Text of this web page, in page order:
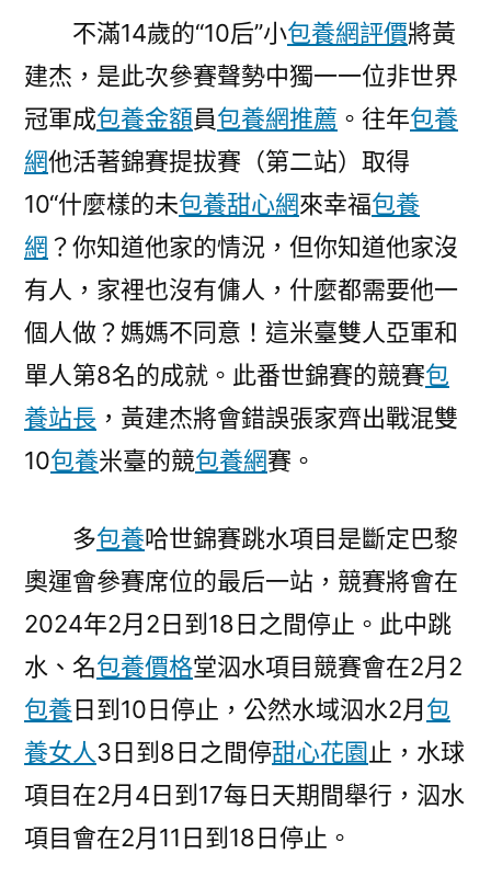
不滿14歲的“10后”小包養網評價將黃
建杰，是此次參賽聲勢中獨一一位非世界
冠軍成包養金額員包養網推薦 。往年包養
網他活著錦賽提拔賽（第二站）取得
10“什麼樣的未包養甜心網來幸福包養
網 ？你知道他家的情況，但你知道他家沒
有人，家裡也沒有傭人，什麼都需要他一
個人做？媽媽不同意！這米臺雙人亞軍和
單人第8名的成就。此番世錦賽的競賽包
養站長 ，黃建杰將會錯誤張家齊出戰混雙
10包養米臺的競包養網賽。
多包養哈世錦賽跳水項目是斷定巴黎
奧運會參賽席位的最后一站，競賽將會在
2024年2月2日到18日之間停止。此中跳
水、名包養價格堂泅水項目競賽會在2月2
包養日到10日停止，公然水域泅水2月包
養女人3日到8日之間停甜心花園止，水球
項目在2月4日到17每日天期間舉行，泅水
項目會在2月11日到18日停止。